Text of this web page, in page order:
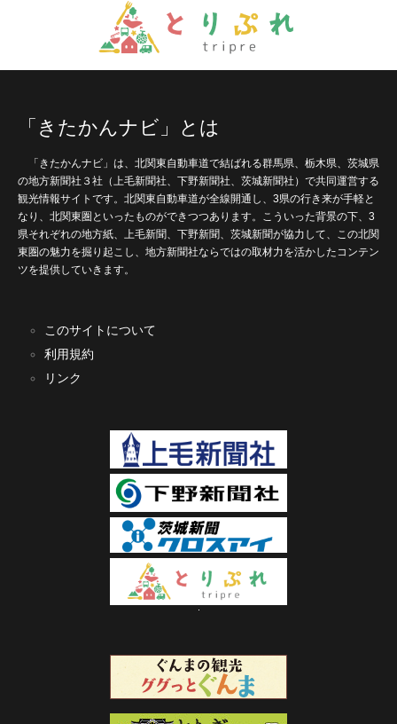
「きたかんナビ」とは
「きたかんナビ」は、北関東自動車道で結ばれる群馬県、栃木県、茨城県
の地方新聞社３社（上毛新聞社、下野新聞社、茨城新聞社）で共同運営する
観光情報サイトです。北関東自動車道が全線開通し、3県の行き来が手軽と
なり、北関東圏といったものができつつあります。こういった背景の下、3
県それぞれの地方紙、上毛新聞、下野新聞、茨城新聞が協力して、この北関
東圏の魅力を掘り起こし、地方新聞社ならではの取材力を活かしたコンテン
ツを提供していきます。
このサイトについて
利用規約
リンク